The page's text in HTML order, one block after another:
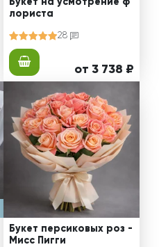
Букет на усмотрение ф
лориста
28
от 3 738 ₽
Букет персиковых роз -
Мисс Пигги